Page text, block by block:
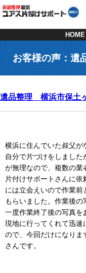
HOME
お客様の声：遺
遺品整理 横浜市保土
横浜に住んでいた叔父
自分で片づけをしまし
が無理なので、複数の業
片付けサポートさんに
には立会えいので作業
もらいました。作業後
一度作業終了後の写真を
現地に行ってくれて迅速
ので、今回だけになり
さんです。